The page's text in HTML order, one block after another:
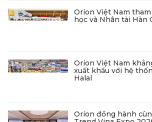
Orion Việt Nam
học và Nhân tài Hàn
Orion Việt Nam
xuất khẩu với hệ
Halal
Orion đồng hành